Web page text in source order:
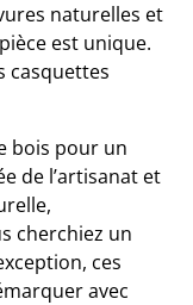
naturelles et
est unique.
casquettes
bois pour un
de l’artisanat et
cherchiez un
ces
avec